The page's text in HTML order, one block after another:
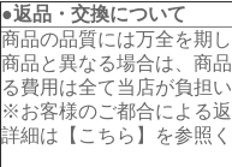
●返品・交換について
商品の品質には万全を期
商品と異なる場合は、商
る費用は全て当店が負担
※お客様のご都合による
詳細は【 こちら 】を参照